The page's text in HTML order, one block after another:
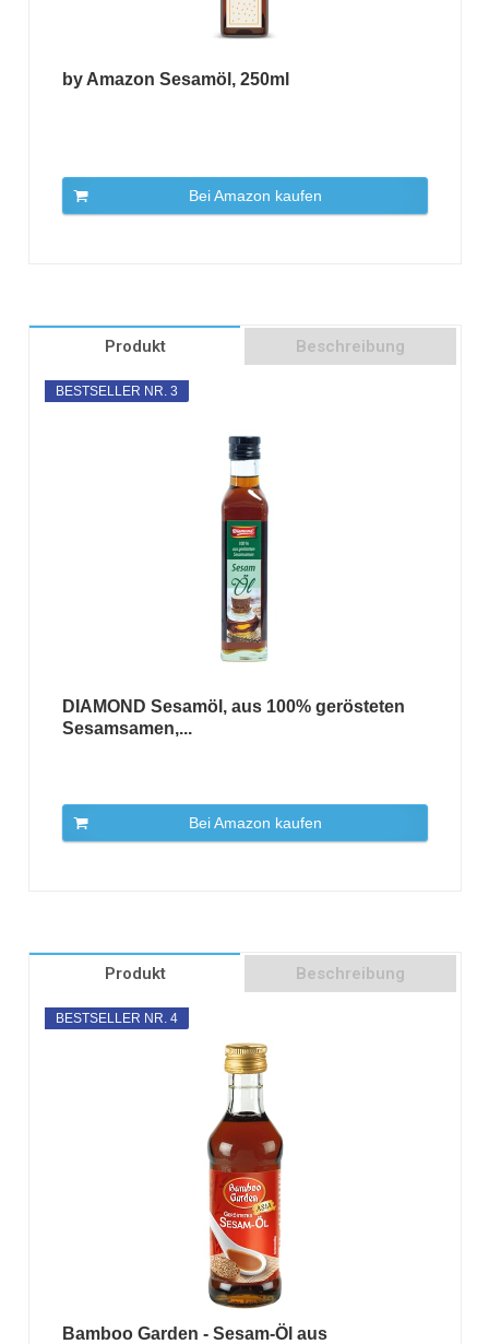
by Amazon Sesamöl, 250ml
Bei Amazon kaufen
Produkt Beschreibung
BESTSELLER NR. 3
DIAMOND Sesamöl, aus 100% gerösteten
Sesamsamen,...
Bei Amazon kaufen
Produkt Beschreibung
BESTSELLER NR. 4
Bamboo Garden - Sesam-Öl aus